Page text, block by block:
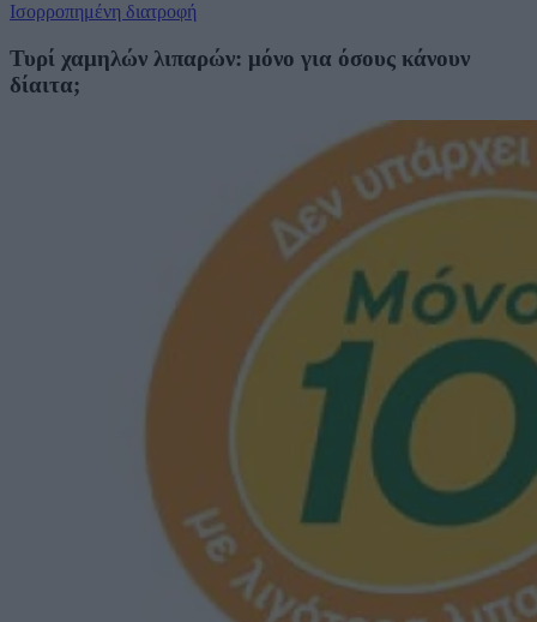
Ισορροπημένη διατροφή
Τυρί χαμηλών λιπαρών: μόνο για όσους κάνουν
δίαιτα;